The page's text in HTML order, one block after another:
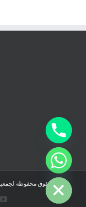
جميع الحقوق محفوظه لجمعيه
Hide
chaty